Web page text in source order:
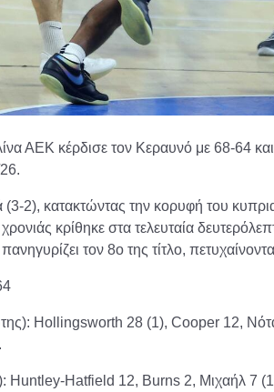
ΑΕΚ κέρδισε τον Κεραυνό με 68-64 και
(3-2), κατακτώντας την κορυφή του
κρίθηκε στα τελευταία
τον 8ο της τίτλο,
Hollingsworth 28 (1), Cooper 12,
Huntley-Hatfield 12, Burns 2, Μιχαήλ 7